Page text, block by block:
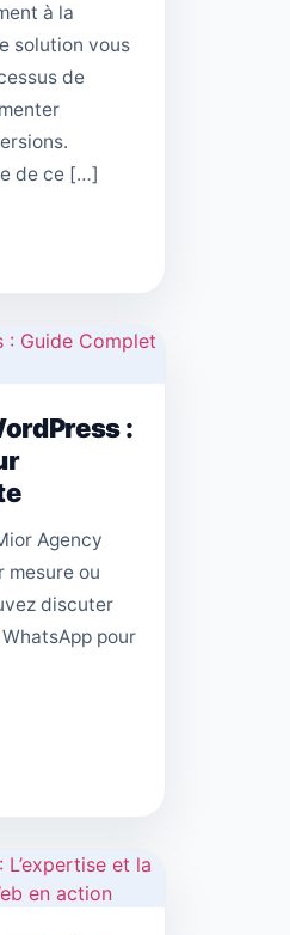
à la
solution vous
de
de ce […]
:
Agency
mesure ou
discuter
pour